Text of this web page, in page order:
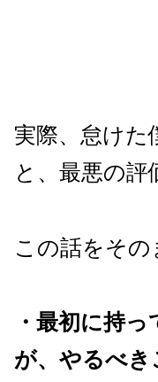
実際、怠けた
と、最悪の
この話をその
・最初に持
が、やるべ